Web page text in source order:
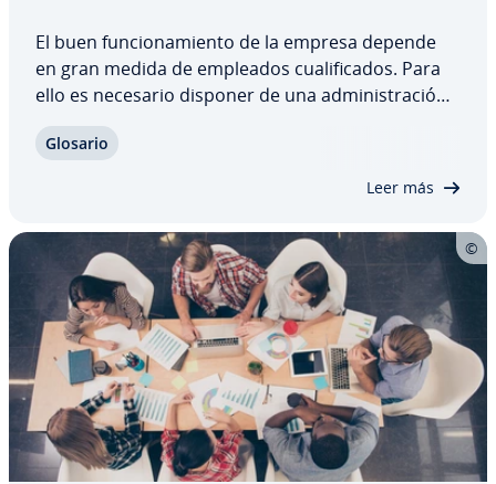
El buen fu­n­cio­na­mie­n­to de la empresa depende
en gran medida de empleados cua­li­fi­ca­dos. Para
ello es necesario disponer de una ad­mi­ni­s­tra­ción
pa­r­ta­me­n­to de recursos humanos, la gestión de
Glosario
Leer más